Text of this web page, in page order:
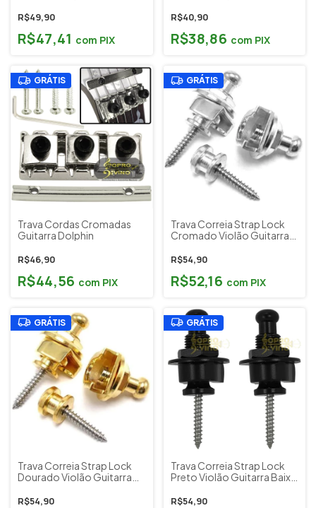
R$49,90
R$47,41 com PIX
R$40,90
R$38,86 com PIX
GRÁTIS
Trava Cordas Cromadas
Guitarra Dolphin
R$46,90
R$44,56 com PIX
GRÁTIS
Trava Correia Strap Lock
Cromado Violão Guitarra
Musical Paganini PRD033
R$54,90
R$52,16 com PIX
GRÁTIS
Trava Correia Strap Lock
Dourado Violão Guitarra
Musical Paganini PRD034
R$54,90
GRÁTIS
Trava Correia Strap Lock
Preto Violão Guitarra Baixo
Paganini PRD032
R$54,90